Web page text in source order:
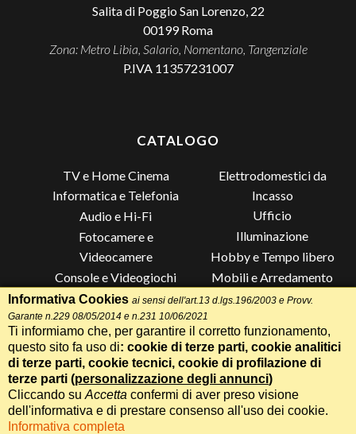
Salita di Poggio San Lorenzo, 22
00199 Roma
Zona: Metro Libia, Salario, Nomentano, Tangenziale
P.IVA 11357231007
CATALOGO
TV e Home Cinema
Informatica e Telefonia
Audio e Hi-Fi
Fotocamere e
Videocamere
Console e Videogiochi
Piccoli Elettrodomestici
Grandi Elettrodomestici e
Climatizzazione
Elettrodomestici da
Incasso
Ufficio
Illuminazione
Hobby e Tempo libero
Mobili e Arredamento
Lista di Nozze
Termini e Condizioni-Privacy Cookie
Realizzazione siti web Itala
Whatsapp Chiama
Speciale 70 Anni Radionovelli T
Informativa Cookies ai sensi dell'art.13 d.lgs.196/2003 e Provv.
Garante n.229 08/05/2014 e n.231 10/06/2021
Ti informiamo che, per garantire il corretto funzionamento,
questo sito fa uso di: cookie di terze parti, cookie analitici
di terze parti, cookie tecnici, cookie di profilazione di
terze parti (personalizzazione degli annunci)
Cliccando su Accetta confermi di aver preso visione
dell'informativa e di prestare consenso all'uso dei cookie.
Informativa completa